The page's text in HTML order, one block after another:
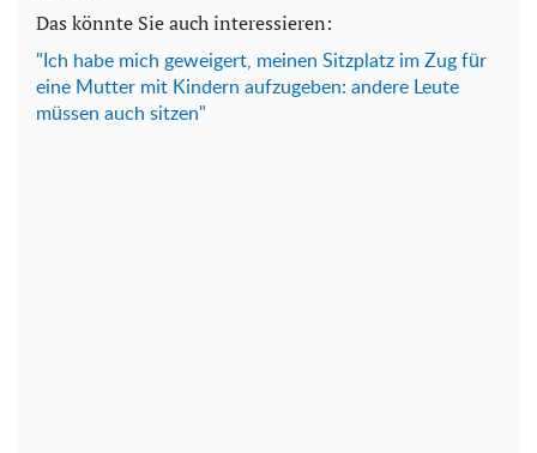
Das könnte Sie auch interessieren:
"Ich habe mich geweigert, meinen Sitzplatz im Zug für
eine Mutter mit Kindern aufzugeben: andere Leute
müssen auch sitzen"